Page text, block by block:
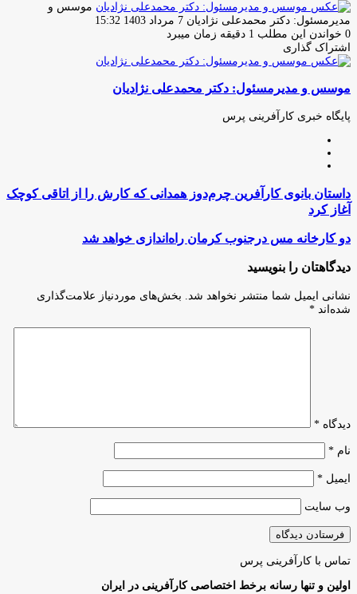
موسس و
مدیرمسئول: دکتر محمدعلی نژادیان ارسال
ایمیل
7 مرداد 1403 15:32
0 خواندن این مطلب 1 دقیقه زمان میبرد
اشتراک گذاری
فیس
توئیتر
لینکدین
واتس
تلگرام
اشتراک
از
ایمیل
چاپ
موسس و مدیرمسئول: دکتر محمدعلی نژادیان
پایگاه خبری کارآفرینی پرس
داستان
بانوی
کارآفرین
چرم‌دوز
همدانی
کارش
از
اتاقی
داستان بانوی کارآفرین چرم‌دوز همدانی که کارش را از اتاقی کوچک
آغاز کرد
دو
مس
کرمان
راه‌اندازی
دو کارخانه مس درجنوب کرمان راه‌اندازی خواهد شد
دیدگاهتان را بنویسید
نشانی ایمیل شما منتشر نخواهد شد.
بخش‌های موردنیاز علامت‌گذاری
شده‌اند *
دیدگاه *
نام *
ایمیل *
وب‌ سایت
تماس با کارآفرینی پرس
اولین و تنها رسانه برخط اختصاصی کارآفرینی در ایران